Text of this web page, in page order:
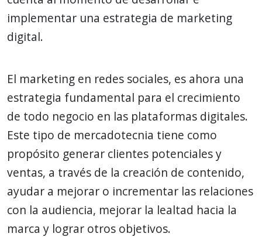
implementar una estrategia de marketing
digital.
El marketing en redes sociales, es ahora una
estrategia fundamental para el crecimiento
de todo negocio en las plataformas digitales.
Este tipo de mercadotecnia tiene como
propósito generar clientes potenciales y
ventas, a través de la creación de contenido,
ayudar a mejorar o incrementar las relaciones
con la audiencia, mejorar la lealtad hacia la
marca y lograr otros objetivos.